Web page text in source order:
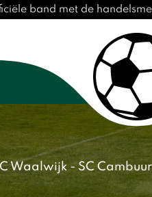
band met de
Waalwijk - SC Cambuur